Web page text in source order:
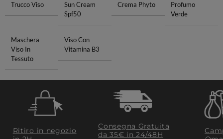
Trucco Viso
Sun Cream
Spf50
Crema Phyto
Profumo
Verde
Maschera
Viso In
Tessuto
Viso Con
Vitamina B3
Ritiro in negozio
Consegna Gratuita
da 35€​ in 24/48H